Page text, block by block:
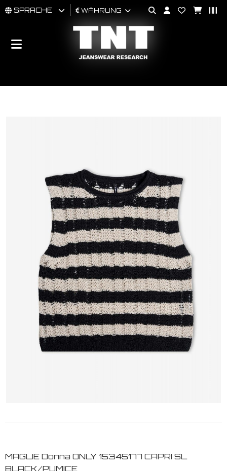
MÄNNER
BRAND
SPRACHE WÄHRUNG
MAGLIE Donna ONLY 15345177 CAPRI SL
BLACK/PUMICE